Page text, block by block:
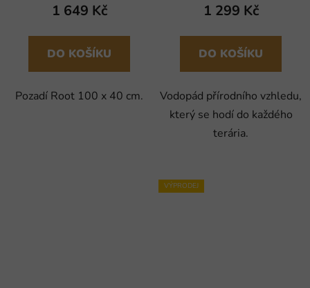
1 649 Kč
DO KOŠÍKU
Pozadí Root 100 x 40 cm.
1 299 Kč
DO KOŠÍKU
Vodopád přírodního vzhledu,
který se hodí do každého
terária.
VÝPRODEJ